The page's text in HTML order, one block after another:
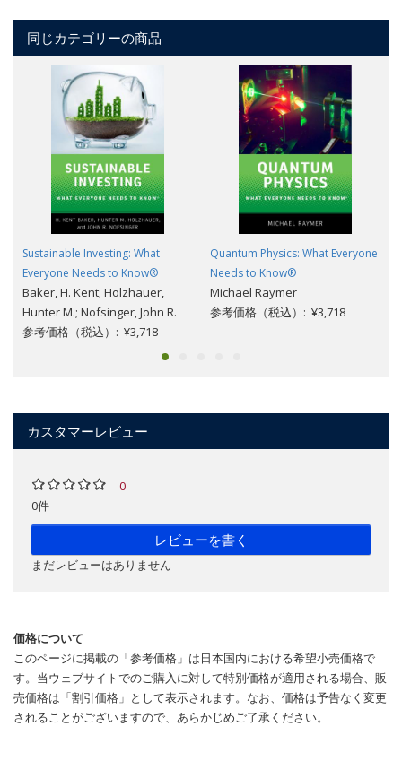
同じカテゴリーの商品
Sustainable Investing: What
Everyone Needs to Know®
Baker, H. Kent; Holzhauer,
Hunter M.; Nofsinger, John R.
参考価格（税込）: ¥3,718
Quantum Physics: What Everyone
Needs to Know®
Michael Raymer
参考価格（税込）: ¥3,718
カスタマーレビュー
0
0件
レビューを書く
まだレビューはありません
価格について
このページに掲載の「参考価格」は日本国内における希望小売価格で
す。当ウェブサイトでのご購入に対して特別価格が適用される場合、販
売価格は「割引価格」として表示されます。なお、価格は予告なく変更
されることがございますので、あらかじめご了承ください。